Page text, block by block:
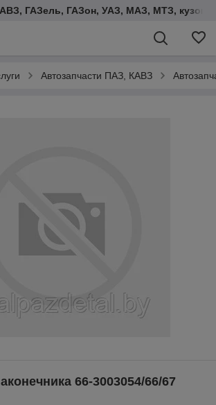
ГАЗель, ГАЗон, УАЗ, МАЗ, МТЗ,
Автозапчасти ПАЗ, КАВЗ
66-3003054/66/67